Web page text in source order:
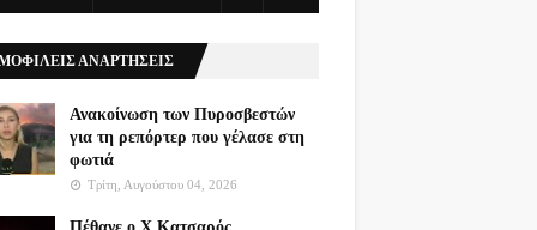
ΑΝΑΡΤΗΣΕΙΣ
Ανακοίνωση των Πυροσβεστών
για τη ρεπόρτερ που γέλασε στη
φωτιά
Τρίτη, Αυγούστου 04, 2026